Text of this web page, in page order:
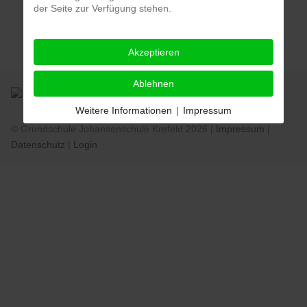
© Grundschule Johansenschule Krefeld 2026 | Impressum
Datenschutz
Login
der Seite zur Verfügung stehen.
Akzeptieren
Ablehnen
Weitere Informationen | Impressum